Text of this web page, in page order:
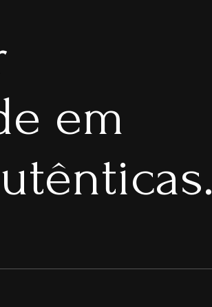
em